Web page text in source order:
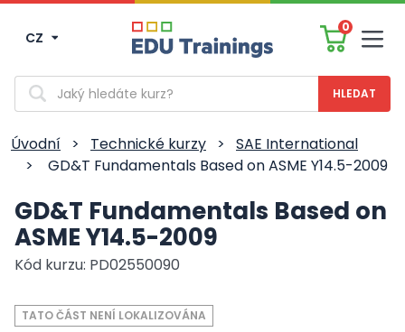
CZ
0
Vyhledávání
Úvodní > Technické kurzy >
SAE International
>
GD&T Fundamentals Based on ASME Y14.5-2009
GD&T Fundamentals Based on
ASME Y14.5-2009
Kód kurzu: PD02550090
TATO ČÁST NENÍ LOKALIZOVÁNA